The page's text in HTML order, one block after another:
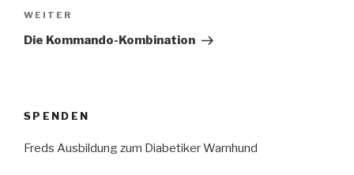
Nächster
Beitrag
WEITER
Die Kommando-Kombination
SPENDEN
Freds Ausbildung zum Diabetiker Warnhund